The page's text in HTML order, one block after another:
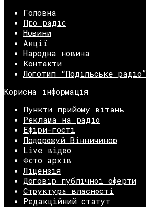
Головна
Про радіо
Новини
Акції
Народна новина
Контакти
Логотип “Подільське радіо”
Корисна інформація
Пункти прийому вітань
Реклама на радіо
Ефіри-гості
Подорожуй Вінничиною
Live відео
Фото архів
Ліцензія
Договір публічної оферти
Структура власності
Редакційний статут